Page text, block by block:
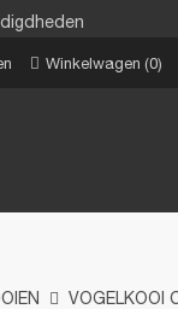
Winkelwagen 0
VOGELKOOI